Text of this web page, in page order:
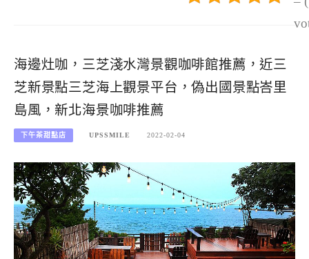
海邊灶咖，三芝淺水灣景觀咖啡館推薦，近三
芝新景點三芝海上觀景平台，偽出國景點峇里
島風，新北海景咖啡推薦
下午茶甜點店 UPSSMILE 2022-02-04